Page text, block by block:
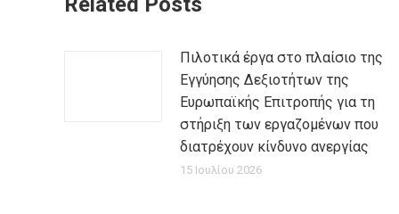
Πιλοτικά έργα στο πλαίσιο της
Εγγύησης Δεξιοτήτων της
Ευρωπαϊκής Επιτροπής για τη
στήριξη των εργαζομένων που
διατρέχουν κίνδυνο ανεργίας
15 Ιουλίου 2026